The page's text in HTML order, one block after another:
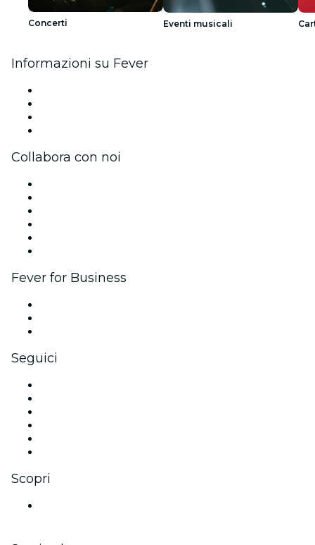
Concerti Eventi musicali
Informazioni su Fever
Collabora con noi
Fever for Business
Seguici
Scopri